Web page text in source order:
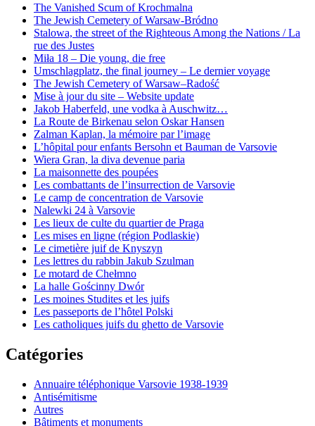
The Vanished Scum of Krochmalna
The Jewish Cemetery of Warsaw-Bródno
Stalowa, the street of the Righteous Among the Nations / La
rue des Justes
Miła 18 – Die young, die free
Umschlagplatz, the final journey – Le dernier voyage
The Jewish Cemetery of Warsaw–Radość
Mise à jour du site – Website update
Jakob Haberfeld, une vodka à Auschwitz…
La Route de Birkenau selon Oskar Hansen
Zalman Kaplan, la mémoire par l’image
L’hôpital pour enfants Bersohn et Bauman de Varsovie
Wiera Gran, la diva devenue paria
La maisonnette des poupées
Les combattants de l’insurrection de Varsovie
Le camp de concentration de Varsovie
Nalewki 24 à Varsovie
Les lieux de culte du quartier de Praga
Les mises en ligne (région Podlaskie)
Le cimetière juif de Knyszyn
Les lettres du rabbin Jakub Szulman
Le motard de Chełmno
La halle Gościnny Dwór
Les moines Studites et les juifs
Les passeports de l’hôtel Polski
Les catholiques juifs du ghetto de Varsovie
Catégories
Annuaire téléphonique Varsovie 1938-1939
Antisémitisme
Autres
Bâtiments et monuments